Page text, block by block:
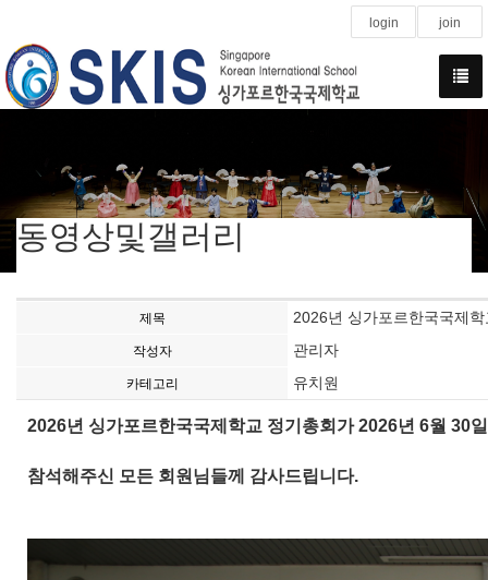
login join
동영상및갤러리
제목 2026년 싱가포르한국국제
작성자 관리자
카테고리 유치원
2026년 싱가포르한국국제학교 정기총회가 2026년 6월 30
참석해주신 모든 회원님들께 감사드립니다.